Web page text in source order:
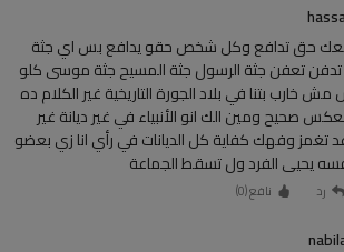
حق تدافع وكل شخص حقو يدافع بس اي جثة
تدفن تعفن جثة الرسول جثة المسيح جثة موسى كلو
بتنا في بلاد الجورة التاريخية غير الكلام ده
صحيح ومين الك انو الأنبياء في غير ديانة غير
تغمز وفهك كفاية كل الديانات في رأي انا زي بعضو
يحيى الفرد ول تسقط الجماعة
رد نافع (0
)